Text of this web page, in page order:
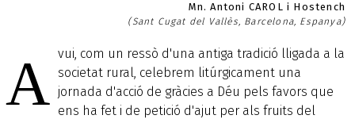
Mn. Antoni CAROL i Hostench
(Sant Cugat del Vallès, Barcelona, Espanya)
A vui, com un ressò d'una antiga tradició lligada a la
societat rural, celebrem litúrgicament una
jornada d'acció de gràcies a Déu pels favors que
ens ha fet i de petició d'ajut per als fruits del